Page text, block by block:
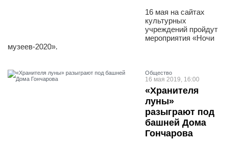
16 мая на сайтах
культурных
учреждений пройдут
мероприятия «Ночи
музеев-2020».
Общество
16 мая 2019, 16:00
«Хранителя
луны»
разыграют под
башней Дома
Гончарова